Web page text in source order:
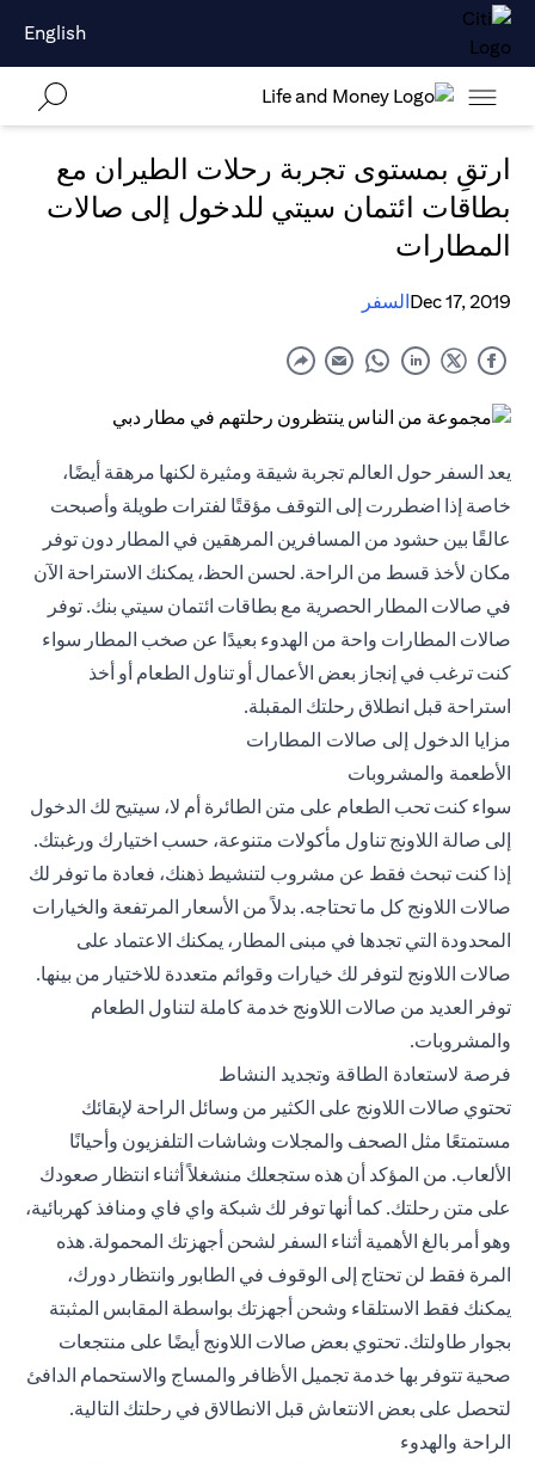
English
ارتقِ بمستوى تجربة رحلات الطيران مع
بطاقات ائتمان سيتي للدخول إلى صالات
المطارات
Dec 17, 2019السفر
يعد السفر حول العالم تجربة شيقة ومثيرة لكنها مرهقة أيضًا،
خاصة إذا اضطررت إلى التوقف مؤقتًا لفترات طويلة وأصبحت
عالقًا بين حشود من المسافرين المرهقين في المطار دون توفر
مكان لأخذ قسط من الراحة. لحسن الحظ، يمكنك الاستراحة الآن
في صالات المطار الحصرية مع بطاقات ائتمان سيتي بنك. توفر
صالات المطارات واحة من الهدوء بعيدًا عن صخب المطار سواء
كنت ترغب في إنجاز بعض الأعمال أو تناول الطعام أو أخذ
استراحة قبل انطلاق رحلتك المقبلة.
مزايا الدخول إلى صالات المطارات
الأطعمة والمشروبات
سواء كنت تحب الطعام على متن الطائرة أم لا، سيتيح لك الدخول
إلى صالة اللاونج تناول مأكولات متنوعة، حسب اختيارك ورغبتك.
إذا كنت تبحث فقط عن مشروب لتنشيط ذهنك، فعادة ما توفر لك
صالات اللاونج كل ما تحتاجه. بدلاً من الأسعار المرتفعة والخيارات
المحدودة التي تجدها في مبنى المطار، يمكنك الاعتماد على
صالات اللاونج لتوفر لك خيارات وقوائم متعددة للاختيار من بينها.
توفر العديد من صالات اللاونج خدمة كاملة لتناول الطعام
والمشروبات.
فرصة لاستعادة الطاقة وتجديد النشاط
تحتوي صالات اللاونج على الكثير من وسائل الراحة لإبقائك
مستمتعًا مثل الصحف والمجلات وشاشات التلفزيون وأحيانًا
الألعاب. من المؤكد أن هذه ستجعلك منشغلاً أثناء انتظار صعودك
على متن رحلتك. كما أنها توفر لك شبكة واي فاي ومنافذ كهربائية،
وهو أمر بالغ الأهمية أثناء السفر لشحن أجهزتك المحمولة. هذه
المرة فقط لن تحتاج إلى الوقوف في الطابور وانتظار دورك،
يمكنك فقط الاستلقاء وشحن أجهزتك بواسطة المقابس المثبتة
بجوار طاولتك. تحتوي بعض صالات اللاونج أيضًا على منتجعات
صحية تتوفر بها خدمة تجميل الأظافر والمساج والاستحمام الدافئ
لتحصل على بعض الانتعاش قبل الانطالاق في رحلتك التالية.
الراحة والهدوء